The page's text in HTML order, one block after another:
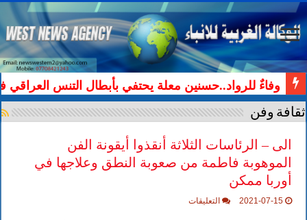
وفاءٌ للرواد..حسنين معلة يحتفي بأبطال التنس العراقي
ثقافة وفن
الى – الرئاسات الثلاثة أنقذوا أيقونة الفن
الموهوبة فاطمة من صعوبة النطق وعلاجها في
أوربا ممكن
2021-07-15 التعليقات